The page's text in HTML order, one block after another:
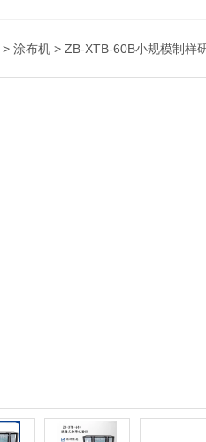
> 涂布机 > ZB-XTB-60B小规模制样